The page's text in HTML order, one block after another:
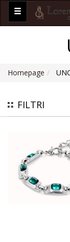
Homepage
FILTRI